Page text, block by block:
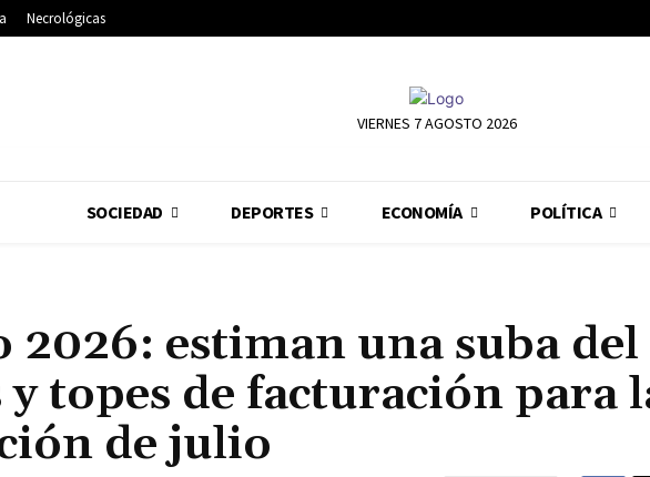
Necrológicas
VIERNES 7 AGOSTO 2026
SOCIEDAD DEPORTES ECONOMÍA POLÍTICA
estiman una suba del
y topes de facturación para
de julio